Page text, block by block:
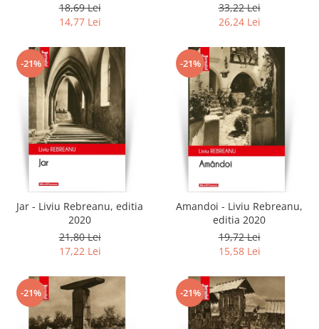
18,69 Lei
14,77 Lei
33,22 Lei
26,24 Lei
-21%
Jar - Liviu Rebreanu, editia
2020
21,80 Lei
17,22 Lei
-21%
Amandoi - Liviu Rebreanu,
editia 2020
19,72 Lei
15,58 Lei
-21% -21%